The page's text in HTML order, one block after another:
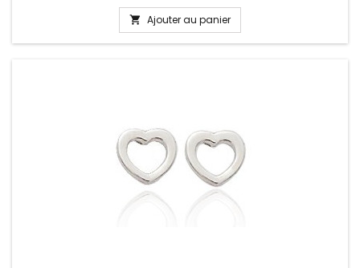
 Ajouter au panier